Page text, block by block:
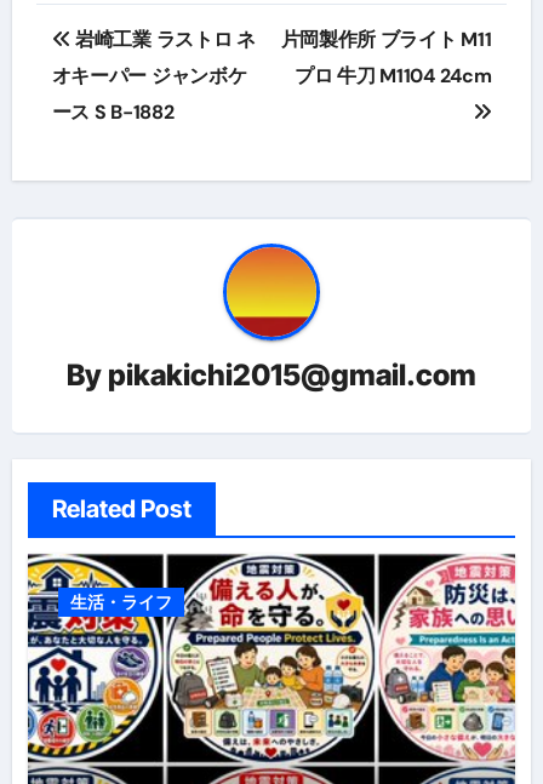
投
稿
ナ
ビ
ゲ
ョ
ン
岩崎工業 ラストロ ネ
オキーパー ジャンボケ
ース S B-1882
片岡製作所 ブライト M11
プロ 牛刀 M1104 24cm
By pikakichi2015@gmail.com
Related Post
生活・ライフ